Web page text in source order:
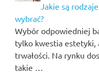
Jakie są
wybrać?
Wybór odpowiedniej
tylko kwestia estetyki,
trwałości. Na rynku
takie …